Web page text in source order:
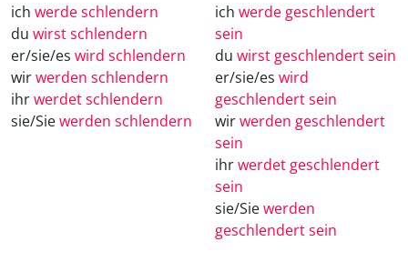
ich werde schlendern
du wirst schlendern
er/sie/es wird schlendern
wirwerden schlendern
ihrwerdet schlendern
sie/Siewerden schlendern
ich werde geschlendert
sein
du wirst geschlendert sein
er/sie/es wird
geschlendert sein
wirwerden geschlendert
sein
ihrwerdet geschlendert
sein
sie/Siewerden
geschlendert sein